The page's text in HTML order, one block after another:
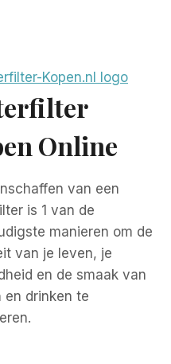
Online
van een
is 1 van de
manieren om de
van je leven, je
en de smaak van
en drinken te